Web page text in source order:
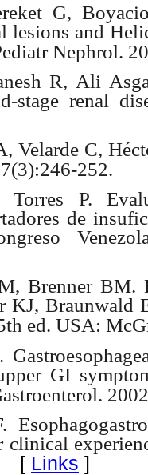
G,
lesions and
Nephrol.
R, Ali
stage renal
Velarde C,
252.
P.
de
Brenner BM.
KJ,
ed. USA:
GI
clinical
Links ]